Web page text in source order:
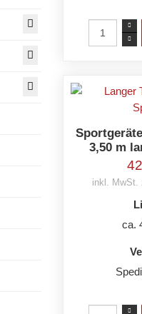
3,50 m
inkl. MwSt.
ca.